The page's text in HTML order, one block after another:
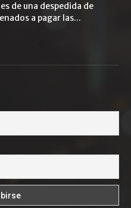
de una despedida de
a pagar las...